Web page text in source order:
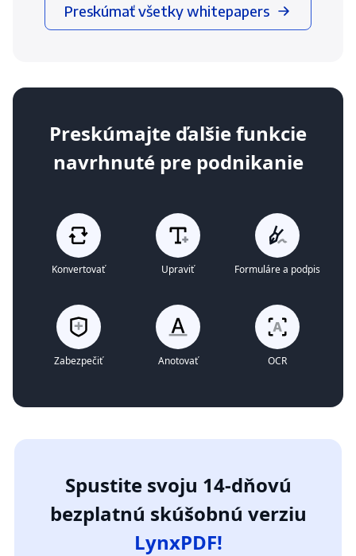
Preskúmať všetky whitepapers
Preskúmajte ďalšie funkcie
navrhnuté pre podnikanie
Konvertovať Upraviť Formuláre a podpis
Zabezpečiť Anotovať OCR
Spustite svoju 14-dňovú
bezplatnú skúšobnú verziu
LynxPDF!